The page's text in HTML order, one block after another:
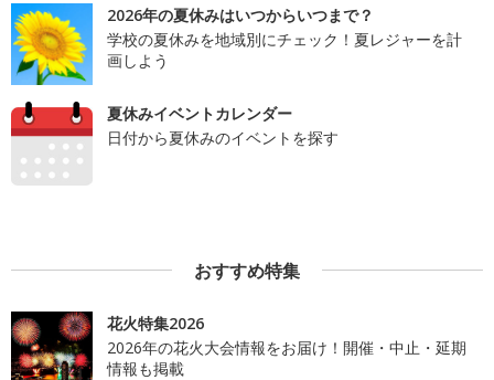
2026年の夏休みはいつからいつまで？
学校の夏休みを地域別にチェック！夏レジャーを計
画しよう
夏休みイベントカレンダー
日付から夏休みのイベントを探す
おすすめ特集
花火特集2026
2026年の花火大会情報をお届け！開催・中止・延期
情報も掲載